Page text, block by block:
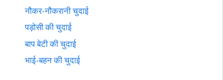
नौकर-नौकरानी चुदाई
पड़ोसी की चुदाई
बाप बेटी की चुदाई
भाई-बहन की चुदाई